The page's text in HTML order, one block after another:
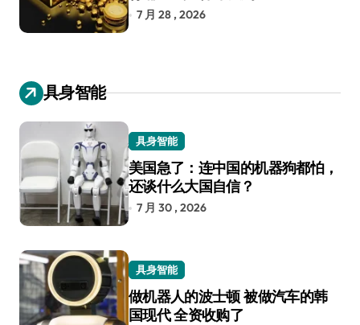
7 月 28 , 2026
具身智能
具身智能
美国急了：连中国的机器狗都怕，
还谈什么大国自信？
7 月 30 , 2026
具身智能
做机器人的波士顿 被做汽车的韩
国现代 全资收购了